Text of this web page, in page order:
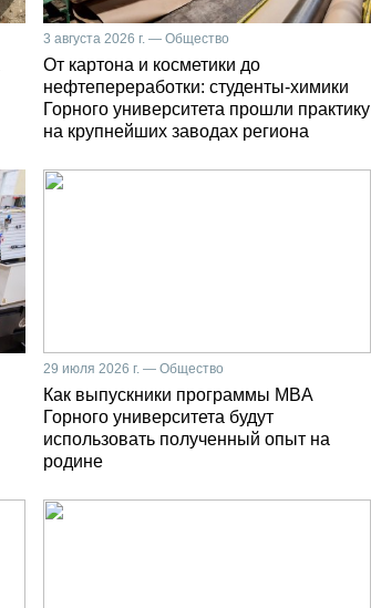
3 августа 2026 г. — Общество
От картона и косметики до
нефтепереработки: студенты-химики
Горного университета прошли практику
на крупнейших заводах региона
29 июля 2026 г. — Общество
Как выпускники программы MBA
Горного университета будут
использовать полученный опыт на
родине